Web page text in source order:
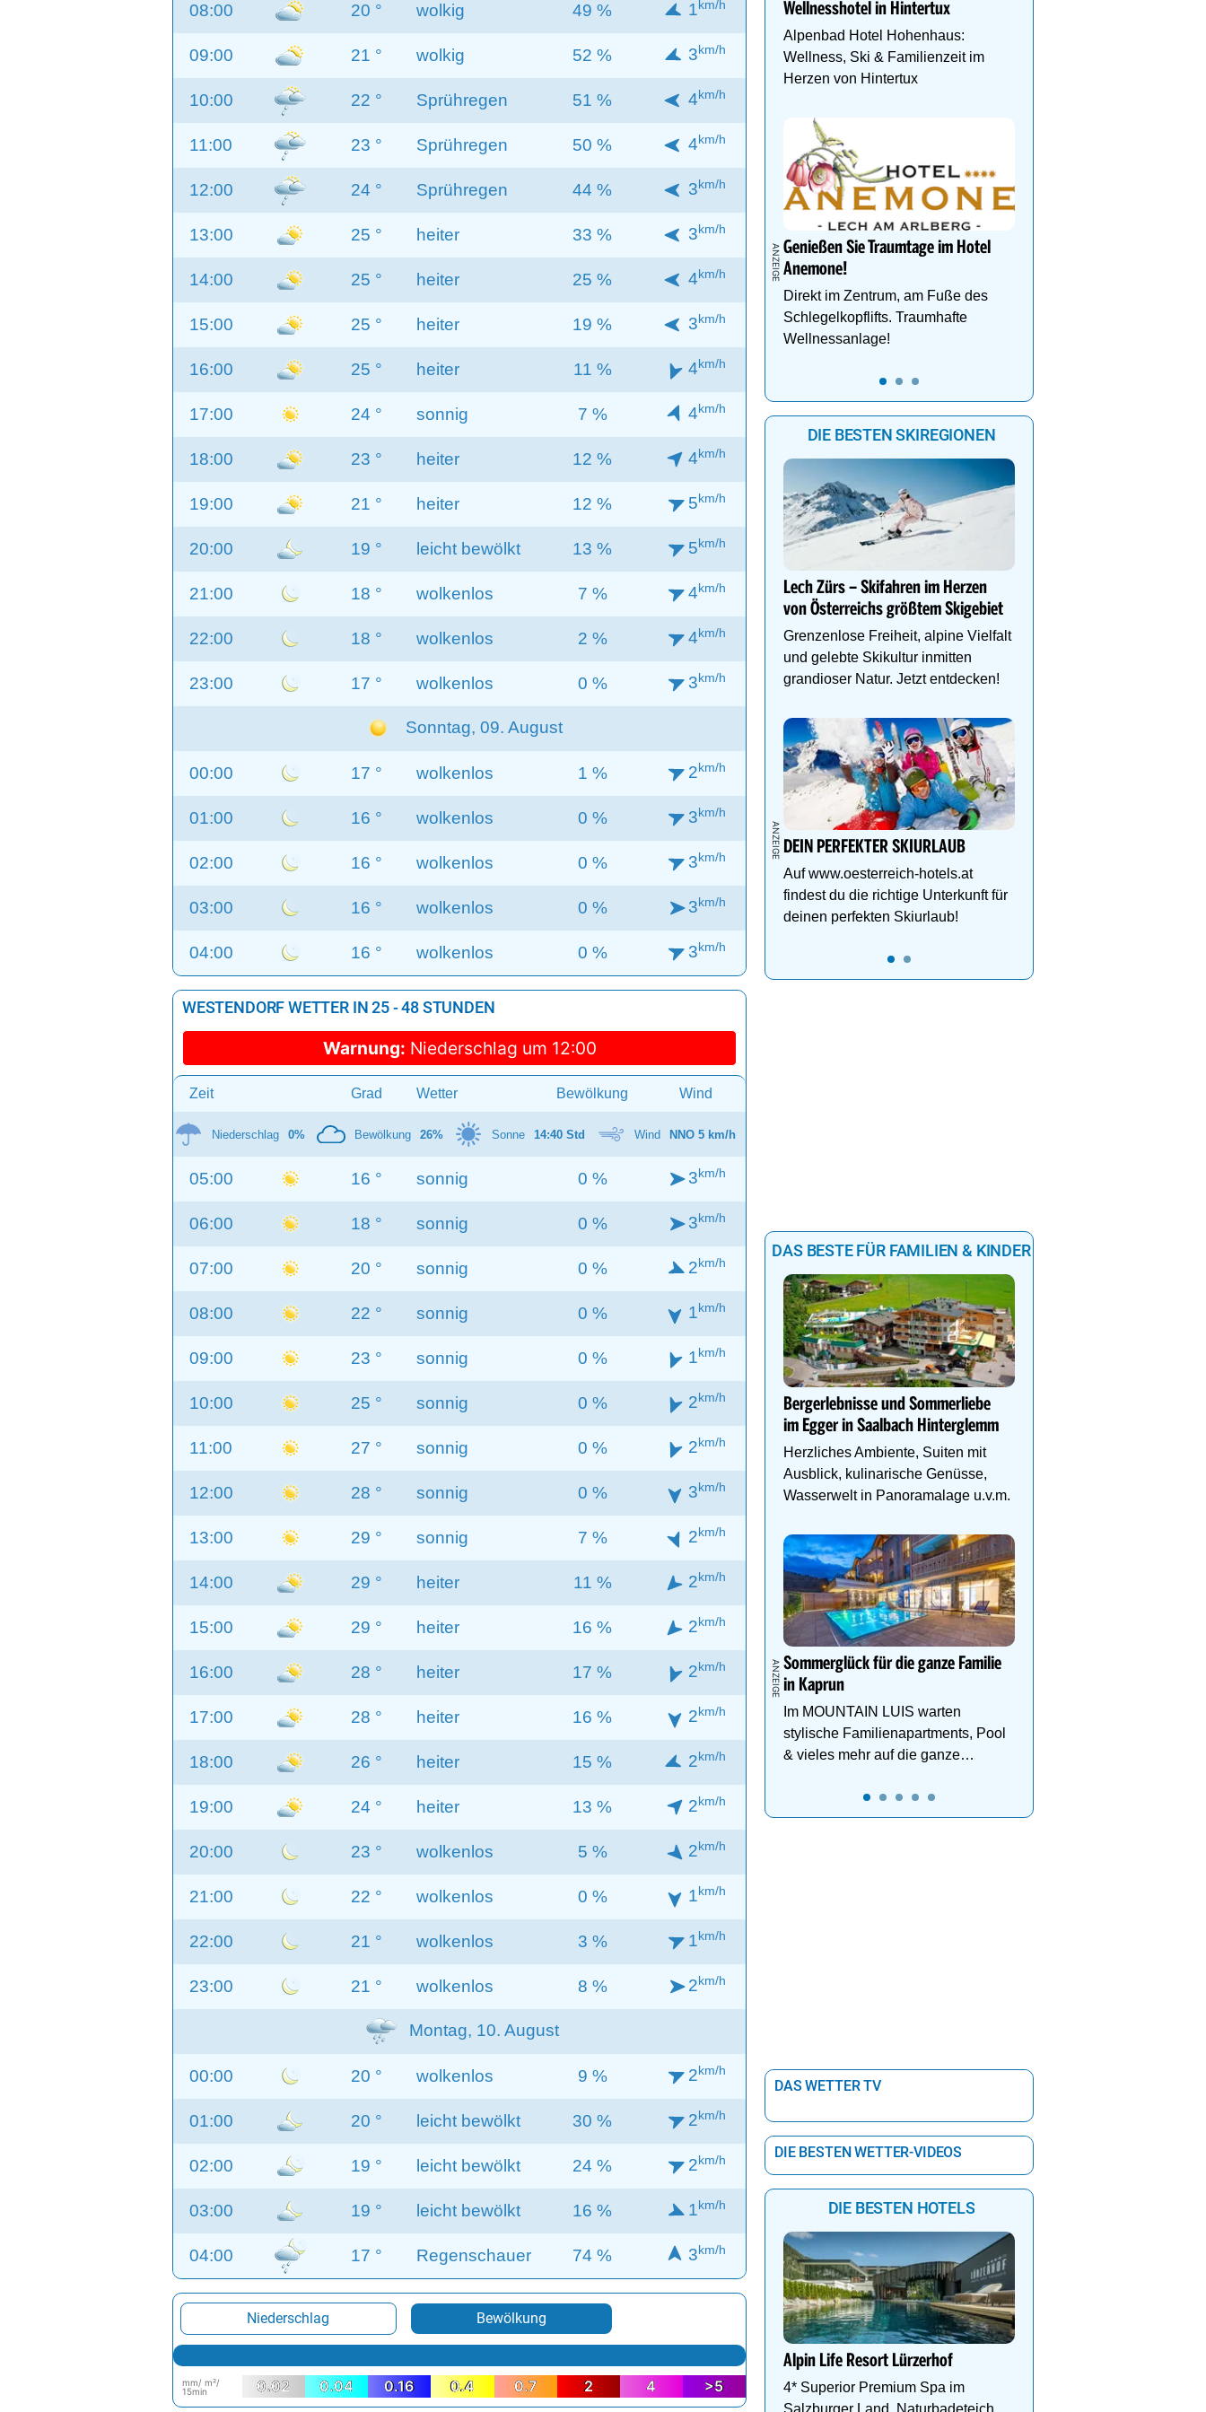
08:00 20 ° wolkig 49 % 1km/h
09:00 21 ° wolkig 52 % 3km/h
10:00 22 ° Sprühregen 51 % 4km/h
11:00 23 ° Sprühregen 50 % 4km/h
12:00 24 ° Sprühregen 44 % 3km/h
13:00 25 ° heiter 33 % 3km/h
14:00 25 ° heiter 25 % 4km/h
15:00 25 ° heiter 19 % 3km/h
16:00 25 ° heiter 11 % 4km/h
17:00 24 ° sonnig 7 % 4km/h
18:00 23 ° heiter 12 % 4km/h
19:00 21 ° heiter 12 % 5km/h
20:00 19 ° leicht bewölkt 13 % 5km/h
21:00 18 ° wolkenlos 7 % 4km/h
22:00 18 ° wolkenlos 2 % 4km/h
23:00 17 ° wolkenlos 0 % 3km/h
Sonntag, 09. August
00:00 17 ° wolkenlos 1 % 2km/h
01:00 16 ° wolkenlos 0 % 3km/h
02:00 16 ° wolkenlos 0 % 3km/h
03:00 16 ° wolkenlos 0 % 3km/h
04:00 16 ° wolkenlos 0 % 3km/h
WESTENDORF WETTER IN 25 - 48 STUNDEN
Warnung: Niederschlag um 12:00
Zeit Grad Wetter Bewölkung Wind
Niederschlag 0% Bewölkung 26% Sonne 14:40 Std Wind NNO 5 km/h
05:00 16 ° sonnig 0 % 3km/h
06:00 18 ° sonnig 0 % 3km/h
07:00 20 ° sonnig 0 % 2km/h
08:00 22 ° sonnig 0 % 1km/h
09:00 23 ° sonnig 0 % 1km/h
10:00 25 ° sonnig 0 % 2km/h
11:00 27 ° sonnig 0 % 2km/h
12:00 28 ° sonnig 0 % 3km/h
13:00 29 ° sonnig 7 % 2km/h
14:00 29 ° heiter 11 % 2km/h
15:00 29 ° heiter 16 % 2km/h
16:00 28 ° heiter 17 % 2km/h
17:00 28 ° heiter 16 % 2km/h
18:00 26 ° heiter 15 % 2km/h
19:00 24 ° heiter 13 % 2km/h
20:00 23 ° wolkenlos 5 % 2km/h
21:00 22 ° wolkenlos 0 % 1km/h
22:00 21 ° wolkenlos 3 % 1km/h
23:00 21 ° wolkenlos 8 % 2km/h
Montag, 10. August
00:00 20 ° wolkenlos 9 % 2km/h
01:00 20 ° leicht bewölkt 30 % 2km/h
02:00 19 ° leicht bewölkt 24 % 2km/h
03:00 19 ° leicht bewölkt 16 % 1km/h
04:00 17 ° Regenschauer 74 % 3km/h
Niederschlag Bewölkung
mm/ m²/
15min
0.02 0.04 0.16 0.4 0.7 2 4 >5
Wellnesshotel in Hintertux
Alpenbad Hotel Hohenhaus:
Wellness, Ski & Familienzeit im
Herzen von Hintertux
Genießen Sie Traumtage im Hotel
Anemone!
Direkt im Zentrum, am Fuße des
Schlegelkopflifts. Traumhafte
Wellnessanlage!
DIE BESTEN SKIREGIONEN
Lech Zürs – Skifahren im Herzen
von Österreichs größtem Skigebiet
Grenzenlose Freiheit, alpine Vielfalt
und gelebte Skikultur inmitten
grandioser Natur. Jetzt entdecken!
DEIN PERFEKTER SKIURLAUB
Auf www.oesterreich-hotels.at
findest du die richtige Unterkunft für
deinen perfekten Skiurlaub!
DAS BESTE FÜR FAMILIEN & KINDER
Bergerlebnisse und Sommerliebe
im Egger in Saalbach Hinterglemm
Herzliches Ambiente, Suiten mit
Ausblick, kulinarische Genüsse,
Wasserwelt in Panoramalage u.v.m.
Sommerglück für die ganze Familie
in Kaprun
Im MOUNTAIN LUIS warten
stylische Familienapartments, Pool
& vieles mehr auf die ganze
DAS WETTER TV
DIE BESTEN WETTER-VIDEOS
DIE BESTEN HOTELS
Alpin Life Resort Lürzerhof
4* Superior Premium Spa im